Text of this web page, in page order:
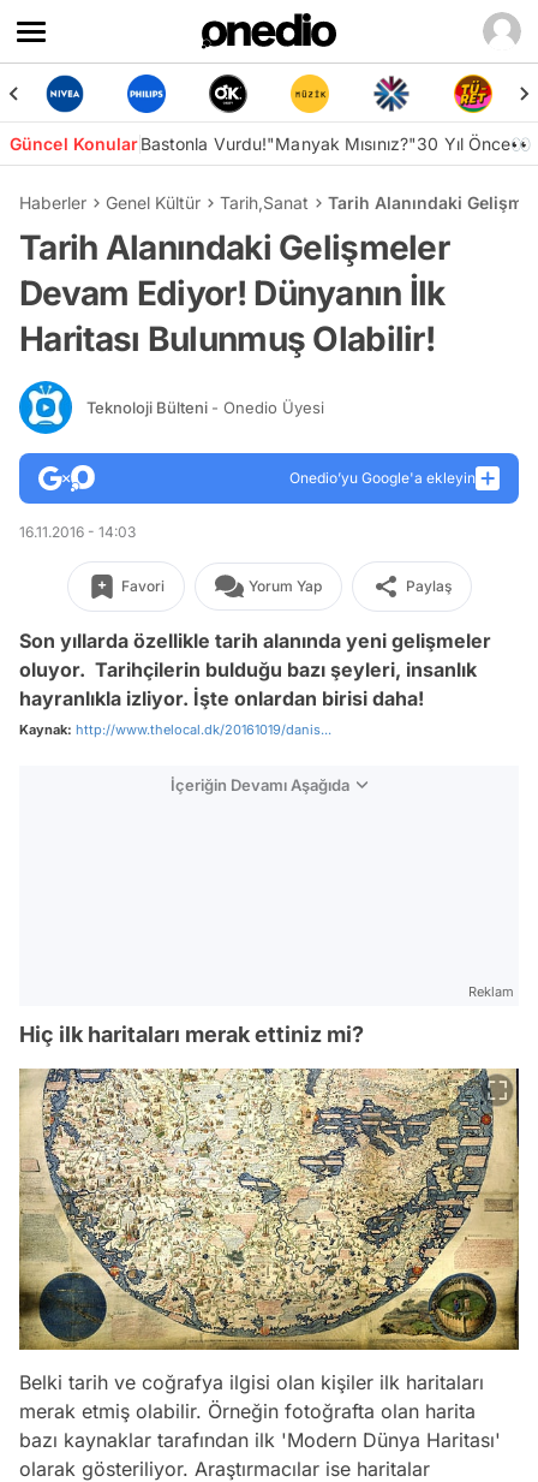
Güncel KonularBastonla Vurdu!"Manyak Mısınız?"30 Yıl Önce👀
Haberler Genel Kültür Tarih,Sanat Tarih Alanındaki
Tarih Alanındaki Gelişmeler
Devam Ediyor! Dünyanın İlk
Haritası Bulunmuş Olabilir!
Teknoloji Bülteni - Onedio Üyesi
Onedio’yu Google'a ekleyin
16.11.2016 - 14:03
Favori Yorum Yap Paylaş
Son yıllarda özellikle tarih alanında yeni gelişmeler
oluyor. Tarihçilerin bulduğu bazı şeyleri, insanlık
hayranlıkla izliyor. İşte onlardan birisi daha!
Kaynak: http://www.thelocal.dk/20161019/danis...
İçeriğin Devamı Aşağıda
Reklam
Hiç ilk haritaları merak ettiniz mi?
Belki tarih ve coğrafya ilgisi olan kişiler ilk haritaları
merak etmiş olabilir. Örneğin fotoğrafta olan harita
bazı kaynaklar tarafından ilk 'Modern Dünya Haritası'
olarak gösteriliyor. Araştırmacılar ise haritalar